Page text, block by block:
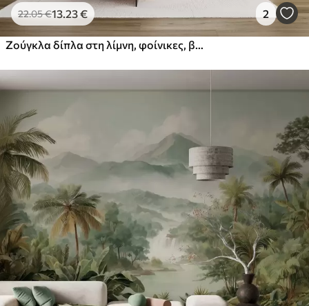
65.00 39 .00 €/m²
Peel and Stick
81.6749.00€/m²
22.05€13 .23€ 2